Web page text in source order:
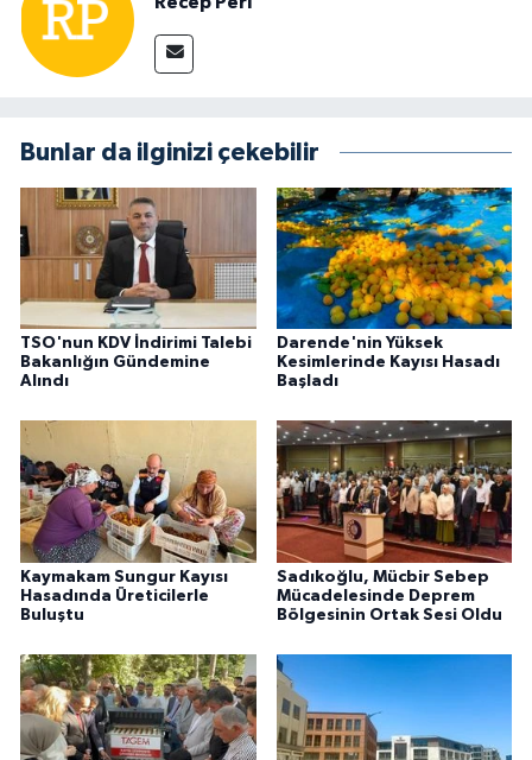
Bunlar da ilginizi çekebilir
TSO'nun KDV İndirimi Talebi
Bakanlığın Gündemine
Alındı
Darende'nin Yüksek
Kesimlerinde Kayısı Hasadı
Başladı
Kaymakam Sungur Kayısı
Hasadında Üreticilerle
Buluştu
Sadıkoğlu, Mücbir Sebep
Mücadelesinde Deprem
Bölgesinin Ortak Sesi Oldu